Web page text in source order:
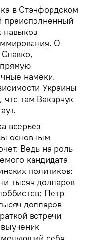
в Стэнфордском
преисполненный
навыков
О
намеки.
Украины
там Вакарчук
всерьез
основным
Ведь на роль
кандидата
политиков:
тысяч долларов
Петр
долларов
встречи